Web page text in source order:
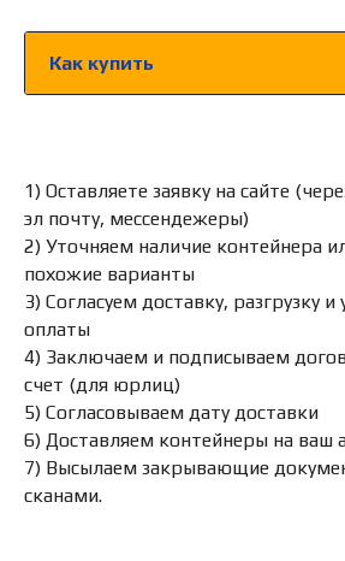
1) Оставляете заявку на сайте
эл почту, мессендежеры)
2) Уточняем наличие контейнера
похожие варианты
3) Согласуем доставку, разгрузку
оплаты
4) Заключаем и подписываем
счет (для юрлиц)
5) Согласовываем дату доставки
6) Доставляем контейнеры на ваш
7) Высылаем закрывающие
сканами.